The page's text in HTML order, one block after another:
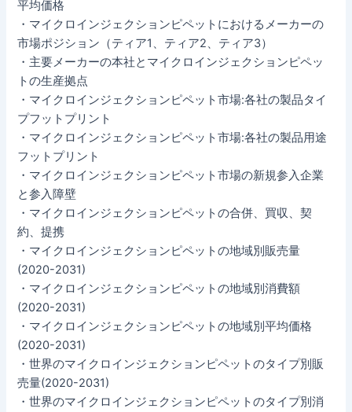
平均価格
・マイクロインジェクションピペットにおけるメーカーの
市場ポジション（ティア1、ティア2、ティア3）
・主要メーカーの本社とマイクロインジェクションピペッ
トの生産拠点
・マイクロインジェクションピペット市場:各社の製品タイ
プフットプリント
・マイクロインジェクションピペット市場:各社の製品用途
フットプリント
・マイクロインジェクションピペット市場の新規参入企業
と参入障壁
・マイクロインジェクションピペットの合併、買収、契
約、提携
・マイクロインジェクションピペットの地域別販売量
(2020-2031)
・マイクロインジェクションピペットの地域別消費額
(2020-2031)
・マイクロインジェクションピペットの地域別平均価格
(2020-2031)
・世界のマイクロインジェクションピペットのタイプ別販
売量(2020-2031)
・世界のマイクロインジェクションピペットのタイプ別消